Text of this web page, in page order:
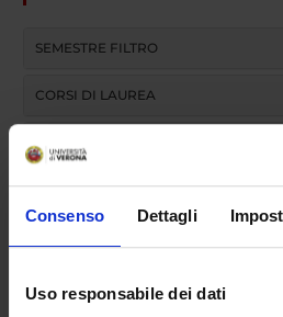
Consenso Dettagli
Uso responsabile dei dati
SEMESTRE FILTRO
CORSI DI LAUREA
POST LAUREA